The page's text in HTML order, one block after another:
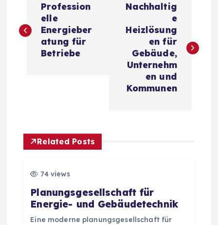
e
g
Profession
elle
Energieber
atung für
Betriebe
Nachhaltig
e
Heizlösung
en für
Gebäude,
Unternehm
en und
Kommunen
Related Posts
74 views
Planungsgesellschaft für
Energie- und Gebäudetechnik
Eine moderne planungsgesellschaft für